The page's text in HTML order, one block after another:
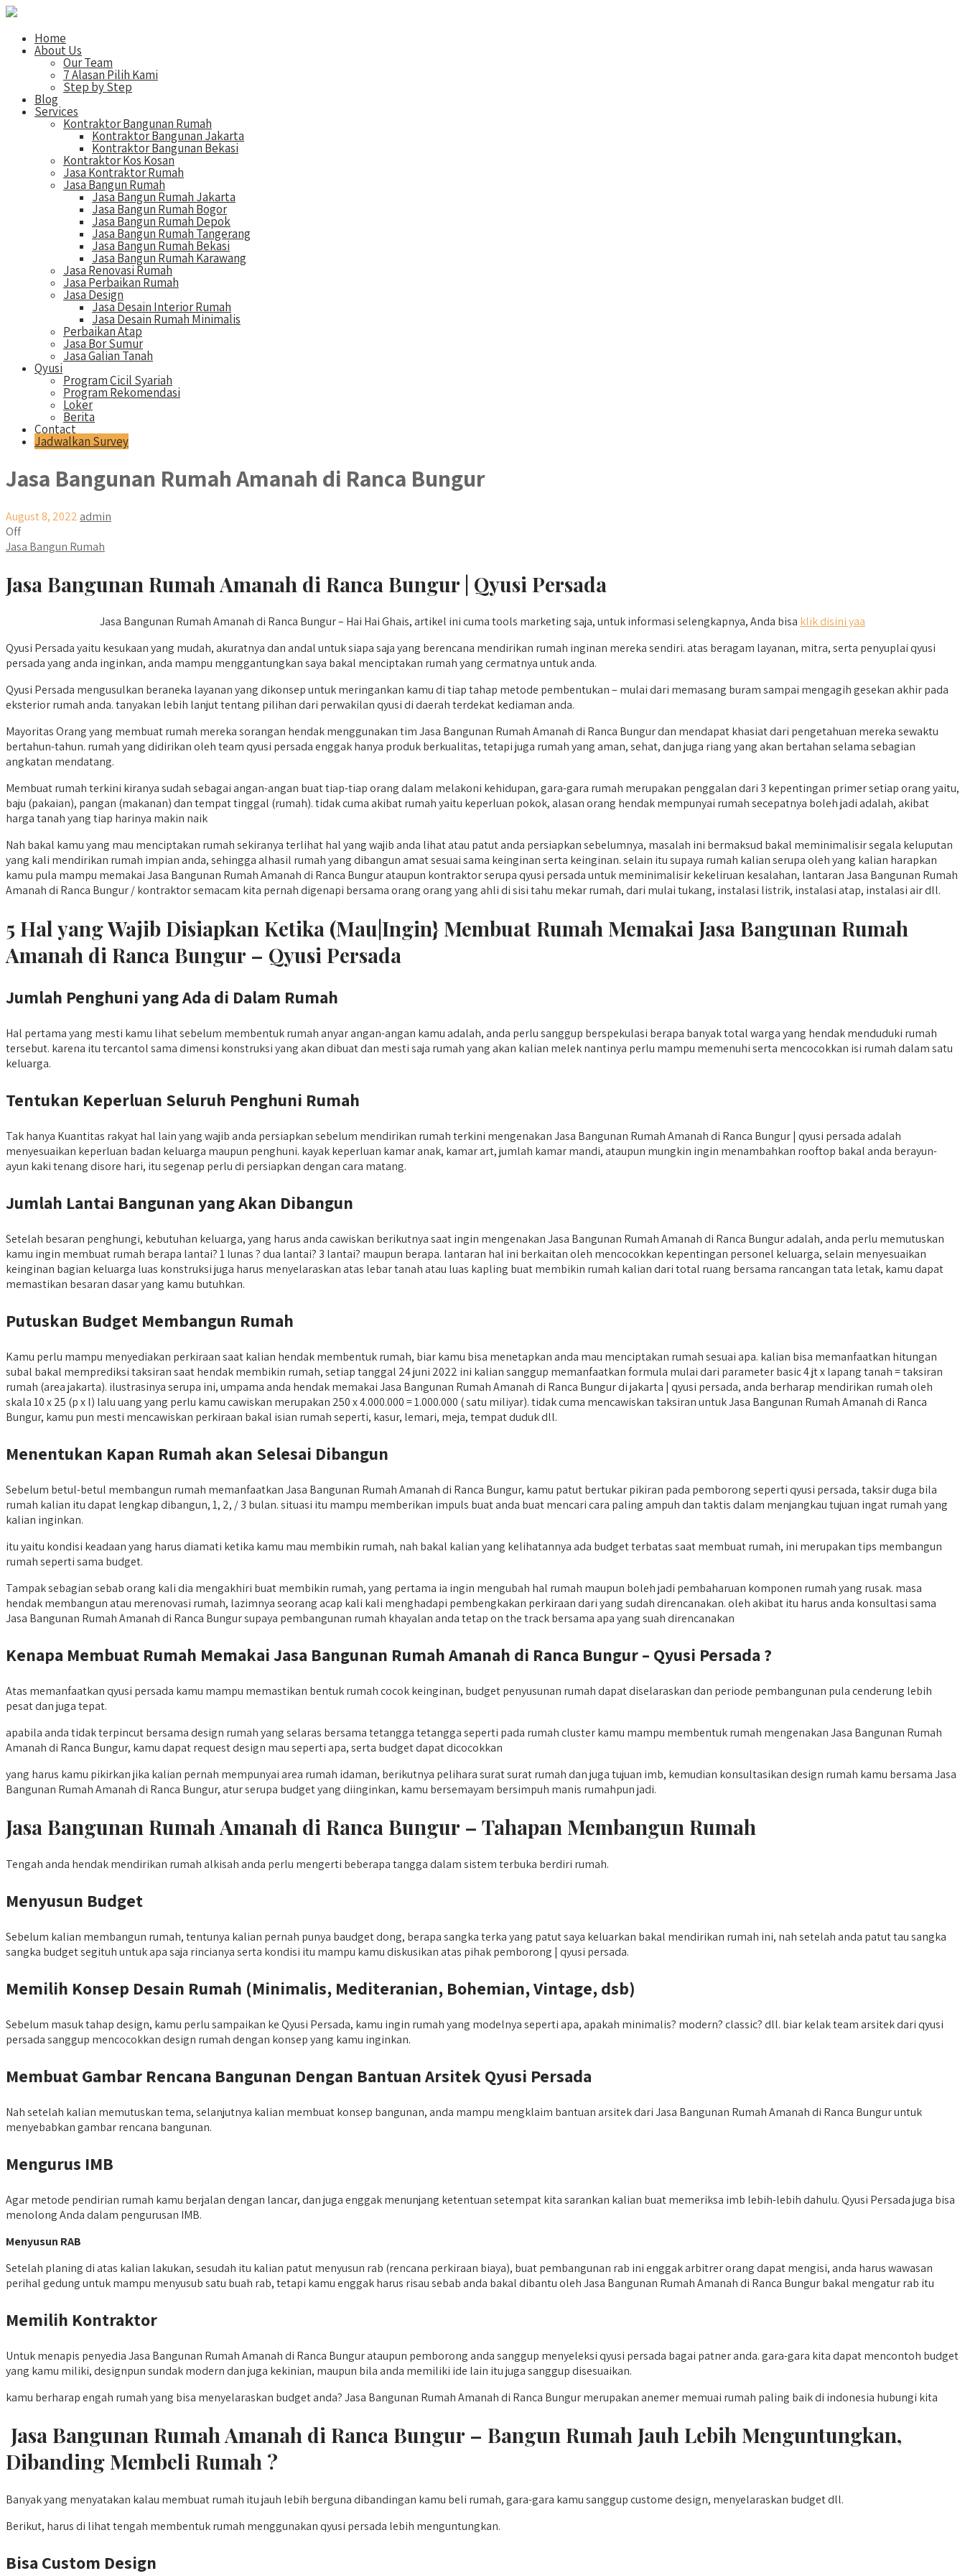
Home
About Us
Our Team
7 Alasan Pilih Kami
Step by Step
Blog
Services
Kontraktor Bangunan Rumah
Kontraktor Bangunan Jakarta
Kontraktor Bangunan Bekasi
Kontraktor Kos Kosan
Jasa Kontraktor Rumah
Jasa Bangun Rumah
Jasa Bangun Rumah Jakarta
Jasa Bangun Rumah Bogor
Jasa Bangun Rumah Depok
Jasa Bangun Rumah Tangerang
Jasa Bangun Rumah Bekasi
Jasa Bangun Rumah Karawang
Jasa Renovasi Rumah
Jasa Perbaikan Rumah
Jasa Design
Jasa Desain Interior Rumah
Jasa Desain Rumah Minimalis
Perbaikan Atap
Jasa Bor Sumur
Jasa Galian Tanah
Qyusi
Program Cicil Syariah
Program Rekomendasi
Loker
Berita
Contact
Jadwalkan Survey
Jasa Bangunan Rumah Amanah di Ranca Bungur
August 8, 2022 admin
Off
Jasa Bangun Rumah
Jasa Bangunan Rumah Amanah di Ranca Bungur | Qyusi Persada
Jasa Bangunan Rumah Amanah di Ranca Bungur – Hai Hai Ghais, artikel ini cuma tools marketing saja, untuk informasi selengkapnya, Anda bisa klik disini yaa
Qyusi Persada yaitu kesukaan yang mudah, akuratnya dan andal untuk siapa saja yang berencana mendirikan rumah inginan mereka sendiri. atas beragam layanan, mitra, serta penyuplai qyusi
persada yang anda inginkan, anda mampu menggantungkan saya bakal menciptakan rumah yang cermatnya untuk anda.
Qyusi Persada mengusulkan beraneka layanan yang dikonsep untuk meringankan kamu di tiap tahap metode pembentukan – mulai dari memasang buram sampai mengagih gesekan akhir pada
eksterior rumah anda. tanyakan lebih lanjut tentang pilihan dari perwakilan qyusi di daerah terdekat kediaman anda.
Mayoritas Orang yang membuat rumah mereka sorangan hendak menggunakan tim Jasa Bangunan Rumah Amanah di Ranca Bungur dan mendapat khasiat dari pengetahuan mereka sewaktu
bertahun-tahun. rumah yang didirikan oleh team qyusi persada enggak hanya produk berkualitas, tetapi juga rumah yang aman, sehat, dan juga riang yang akan bertahan selama sebagian
angkatan mendatang.
Membuat rumah terkini kiranya sudah sebagai angan-angan buat tiap-tiap orang dalam melakoni kehidupan, gara-gara rumah merupakan penggalan dari 3 kepentingan primer setiap orang yaitu,
baju (pakaian), pangan (makanan) dan tempat tinggal (rumah). tidak cuma akibat rumah yaitu keperluan pokok, alasan orang hendak mempunyai rumah secepatnya boleh jadi adalah, akibat
harga tanah yang tiap harinya makin naik
Nah bakal kamu yang mau menciptakan rumah sekiranya terlihat hal yang wajib anda lihat atau patut anda persiapkan sebelumnya, masalah ini bermaksud bakal meminimalisir segala keluputan
yang kali mendirikan rumah impian anda, sehingga alhasil rumah yang dibangun amat sesuai sama keinginan serta keinginan. selain itu supaya rumah kalian serupa oleh yang kalian harapkan
kamu pula mampu memakai Jasa Bangunan Rumah Amanah di Ranca Bungur ataupun kontraktor serupa qyusi persada untuk meminimalisir kekeliruan kesalahan, lantaran Jasa Bangunan Rumah
Amanah di Ranca Bungur / kontraktor semacam kita pernah digenapi bersama orang orang yang ahli di sisi tahu mekar rumah, dari mulai tukang, instalasi listrik, instalasi atap, instalasi air dll.
5 Hal yang Wajib Disiapkan Ketika (Mau|Ingin} Membuat Rumah Memakai Jasa Bangunan Rumah
Amanah di Ranca Bungur – Qyusi Persada
Jumlah Penghuni yang Ada di Dalam Rumah
Hal pertama yang mesti kamu lihat sebelum membentuk rumah anyar angan-angan kamu adalah, anda perlu sanggup berspekulasi berapa banyak total warga yang hendak menduduki rumah
tersebut. karena itu tercantol sama dimensi konstruksi yang akan dibuat dan mesti saja rumah yang akan kalian melek nantinya perlu mampu memenuhi serta mencocokkan isi rumah dalam satu
keluarga.
Tentukan Keperluan Seluruh Penghuni Rumah
Tak hanya Kuantitas rakyat hal lain yang wajib anda persiapkan sebelum mendirikan rumah terkini mengenakan Jasa Bangunan Rumah Amanah di Ranca Bungur | qyusi persada adalah
menyesuaikan keperluan badan keluarga maupun penghuni. kayak keperluan kamar anak, kamar art, jumlah kamar mandi, ataupun mungkin ingin menambahkan rooftop bakal anda berayun-
ayun kaki tenang disore hari, itu segenap perlu di persiapkan dengan cara matang.
Jumlah Lantai Bangunan yang Akan Dibangun
Setelah besaran penghungi, kebutuhan keluarga, yang harus anda cawiskan berikutnya saat ingin mengenakan Jasa Bangunan Rumah Amanah di Ranca Bungur adalah, anda perlu memutuskan
kamu ingin membuat rumah berapa lantai? 1 lunas ? dua lantai? 3 lantai? maupun berapa. lantaran hal ini berkaitan oleh mencocokkan kepentingan personel keluarga, selain menyesuaikan
keinginan bagian keluarga luas konstruksi juga harus menyelaraskan atas lebar tanah atau luas kapling buat membikin rumah kalian dari total ruang bersama rancangan tata letak, kamu dapat
memastikan besaran dasar yang kamu butuhkan.
Putuskan Budget Membangun Rumah
Kamu perlu mampu menyediakan perkiraan saat kalian hendak membentuk rumah, biar kamu bisa menetapkan anda mau menciptakan rumah sesuai apa. kalian bisa memanfaatkan hitungan
subal bakal memprediksi taksiran saat hendak membikin rumah, setiap tanggal 24 juni 2022 ini kalian sanggup memanfaatkan formula mulai dari parameter basic 4 jt x lapang tanah = taksiran
rumah (area jakarta). ilustrasinya serupa ini, umpama anda hendak memakai Jasa Bangunan Rumah Amanah di Ranca Bungur di jakarta | qyusi persada, anda berharap mendirikan rumah oleh
skala 10 x 25 (p x l) lalu uang yang perlu kamu cawiskan merupakan 250 x 4.000.000 = 1.000.000 ( satu miliyar). tidak cuma mencawiskan taksiran untuk Jasa Bangunan Rumah Amanah di Ranca
Bungur, kamu pun mesti mencawiskan perkiraan bakal isian rumah seperti, kasur, lemari, meja, tempat duduk dll.
Menentukan Kapan Rumah akan Selesai Dibangun
Sebelum betul-betul membangun rumah memanfaatkan Jasa Bangunan Rumah Amanah di Ranca Bungur, kamu patut bertukar pikiran pada pemborong seperti qyusi persada, taksir duga bila
rumah kalian itu dapat lengkap dibangun, 1, 2, / 3 bulan. situasi itu mampu memberikan impuls buat anda buat mencari cara paling ampuh dan taktis dalam menjangkau tujuan ingat rumah yang
kalian inginkan.
itu yaitu kondisi keadaan yang harus diamati ketika kamu mau membikin rumah, nah bakal kalian yang kelihatannya ada budget terbatas saat membuat rumah, ini merupakan tips membangun
rumah seperti sama budget.
Tampak sebagian sebab orang kali dia mengakhiri buat membikin rumah, yang pertama ia ingin mengubah hal rumah maupun boleh jadi pembaharuan komponen rumah yang rusak. masa
hendak membangun atau merenovasi rumah, lazimnya seorang acap kali kali menghadapi pembengkakan perkiraan dari yang sudah direncanakan. oleh akibat itu harus anda konsultasi sama
Jasa Bangunan Rumah Amanah di Ranca Bungur supaya pembangunan rumah khayalan anda tetap on the track bersama apa yang suah direncanakan
Kenapa Membuat Rumah Memakai Jasa Bangunan Rumah Amanah di Ranca Bungur – Qyusi Persada ?
Atas memanfaatkan qyusi persada kamu mampu memastikan bentuk rumah cocok keinginan, budget penyusunan rumah dapat diselaraskan dan periode pembangunan pula cenderung lebih
pesat dan juga tepat.
apabila anda tidak terpincut bersama design rumah yang selaras bersama tetangga tetangga seperti pada rumah cluster kamu mampu membentuk rumah mengenakan Jasa Bangunan Rumah
Amanah di Ranca Bungur, kamu dapat request design mau seperti apa, serta budget dapat dicocokkan
yang harus kamu pikirkan jika kalian pernah mempunyai area rumah idaman, berikutnya pelihara surat surat rumah dan juga tujuan imb, kemudian konsultasikan design rumah kamu bersama Jasa
Bangunan Rumah Amanah di Ranca Bungur, atur serupa budget yang diinginkan, kamu bersemayam bersimpuh manis rumahpun jadi.
Jasa Bangunan Rumah Amanah di Ranca Bungur – Tahapan Membangun Rumah
Tengah anda hendak mendirikan rumah alkisah anda perlu mengerti beberapa tangga dalam sistem terbuka berdiri rumah.
Menyusun Budget
Sebelum kalian membangun rumah, tentunya kalian pernah punya baudget dong, berapa sangka terka yang patut saya keluarkan bakal mendirikan rumah ini, nah setelah anda patut tau sangka
sangka budget segituh untuk apa saja rincianya serta kondisi itu mampu kamu diskusikan atas pihak pemborong | qyusi persada.
Memilih Konsep Desain Rumah (Minimalis, Mediteranian, Bohemian, Vintage, dsb)
Sebelum masuk tahap design, kamu perlu sampaikan ke Qyusi Persada, kamu ingin rumah yang modelnya seperti apa, apakah minimalis? modern? classic? dll. biar kelak team arsitek dari qyusi
persada sanggup mencocokkan design rumah dengan konsep yang kamu inginkan.
Membuat Gambar Rencana Bangunan Dengan Bantuan Arsitek Qyusi Persada
Nah setelah kalian memutuskan tema, selanjutnya kalian membuat konsep bangunan, anda mampu mengklaim bantuan arsitek dari Jasa Bangunan Rumah Amanah di Ranca Bungur untuk
menyebabkan gambar rencana bangunan.
Mengurus IMB
Agar metode pendirian rumah kamu berjalan dengan lancar, dan juga enggak menunjang ketentuan setempat kita sarankan kalian buat memeriksa imb lebih-lebih dahulu. Qyusi Persada juga bisa
menolong Anda dalam pengurusan IMB.
Menyusun RAB
Setelah planing di atas kalian lakukan, sesudah itu kalian patut menyusun rab (rencana perkiraan biaya), buat pembangunan rab ini enggak arbitrer orang dapat mengisi, anda harus wawasan
perihal gedung untuk mampu menyusub satu buah rab, tetapi kamu enggak harus risau sebab anda bakal dibantu oleh Jasa Bangunan Rumah Amanah di Ranca Bungur bakal mengatur rab itu
Memilih Kontraktor
Untuk menapis penyedia Jasa Bangunan Rumah Amanah di Ranca Bungur ataupun pemborong anda sanggup menyeleksi qyusi persada bagai patner anda. gara-gara kita dapat mencontoh budget
yang kamu miliki, designpun sundak modern dan juga kekinian, maupun bila anda memiliki ide lain itu juga sanggup disesuaikan.
kamu berharap engah rumah yang bisa menyelaraskan budget anda? Jasa Bangunan Rumah Amanah di Ranca Bungur merupakan anemer memuai rumah paling baik di indonesia hubungi kita
Jasa Bangunan Rumah Amanah di Ranca Bungur – Bangun Rumah Jauh Lebih Menguntungkan,
Dibanding Membeli Rumah ?
Banyak yang menyatakan kalau membuat rumah itu jauh lebih berguna dibandingan kamu beli rumah, gara-gara kamu sanggup custome design, menyelaraskan budget dll.
Berikut, harus di lihat tengah membentuk rumah menggunakan qyusi persada lebih menguntungkan.
Bisa Custom Design